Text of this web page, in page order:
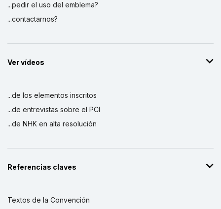
...pedir el uso del emblema?
...contactarnos?
Ver vídeos
...de los elementos inscritos
...de entrevistas sobre el PCI
...de NHK en alta resolución
Referencias claves
Textos de la Convención